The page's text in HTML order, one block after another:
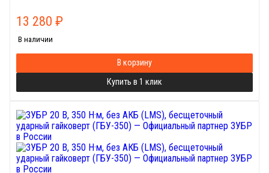
13 280 ₽
В наличии
В корзину
Купить в 1 клик